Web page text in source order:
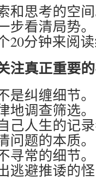
和思考的空
步看清局势。
20分钟来阅
注真正重要
是纠缠细节。
地调查筛选。
己人生的记
问题的本质。
寻常的细节。
逃避推诿的